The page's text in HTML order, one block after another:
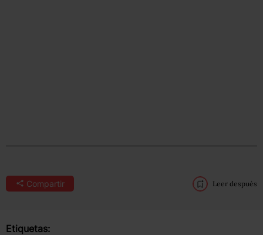
Compartir Leer después
Etiquetas: